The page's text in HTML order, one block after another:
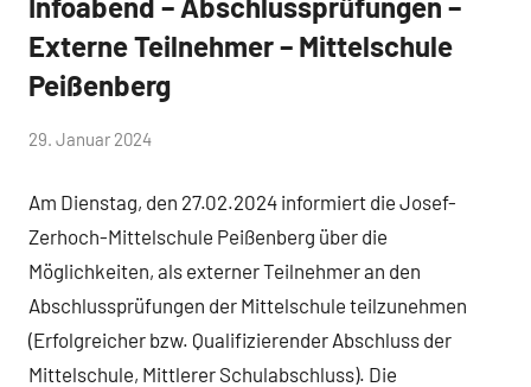
Infoabend – Abschlussprüfungen –
Externe Teilnehmer – Mittelschule
Peißenberg
von
Peißenberg
29. Januar 2024
Am Dienstag, den 27.02.2024 informiert die Josef-
Zerhoch-Mittelschule Peißenberg über die
Möglichkeiten, als externer Teilnehmer an den
Abschlussprüfungen der Mittelschule teilzunehmen
(Erfolgreicher bzw. Qualifizierender Abschluss der
Mittelschule, Mittlerer Schulabschluss). Die